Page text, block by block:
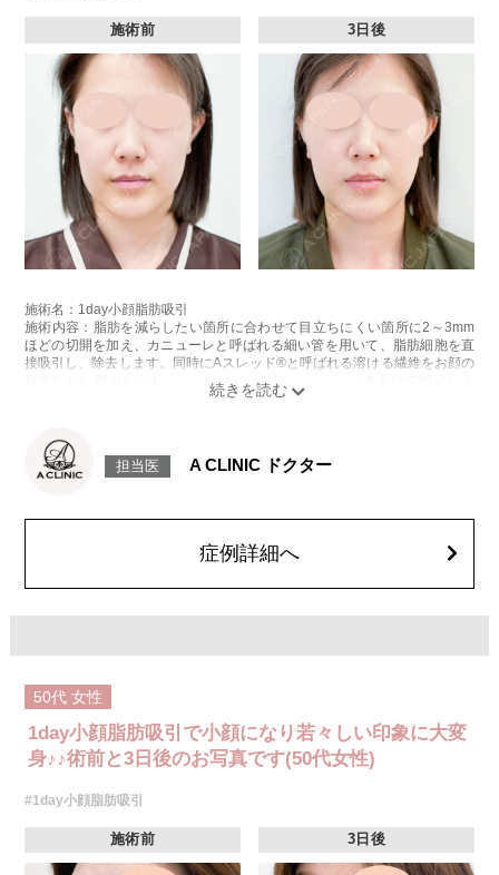
施術前 3日後
施術名：1day小顔脂肪吸引
施術内容：脂肪を減らしたい箇所に合わせて目立ちにくい箇所に2～3mm
ほどの切開を加え、カニューレと呼ばれる細い管を用いて、脂肪細胞を直
接吸引し、除去します。同時にAスレッド®と呼ばれる溶ける繊維をお顔の
目立たない部分から皮下へ挿入し、皮膚を内側から引き上げて固定しま
感などが術後一時的に生じることがございます。また、稀に貧血、細菌感
染症、左右差、施術箇所の知覚鈍麻、ぼこつき、硬結、瘢痕化、色素沈
顔の脂肪吸引箇所の追加 1ヶ所ごと+162,800円(税込)
オプション：笑気麻酔 3,300円(税込)
担当医 A CLINIC ドクター
症例詳細へ
50代 女性
1day小顔脂肪吸引で小顔になり若々しい印象に大変
身♪♪術前と3日後のお写真です(50代女性)
#1day小顔脂肪吸引
施術前 3日後